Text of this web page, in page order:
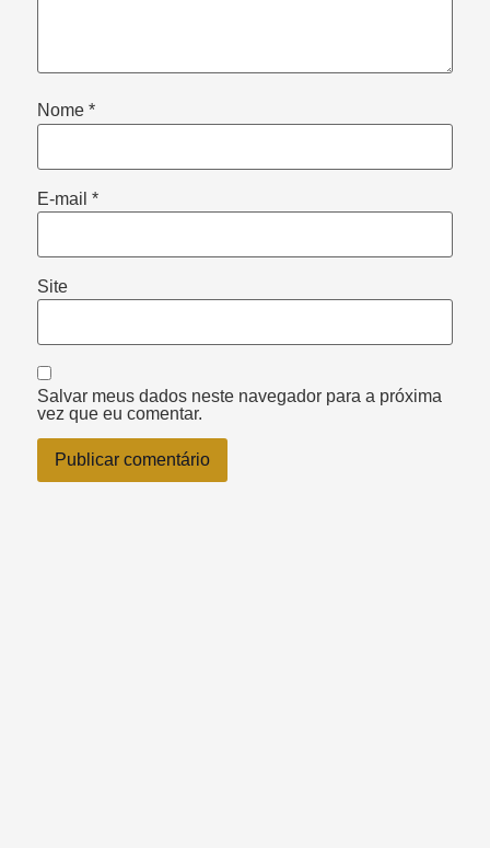
Nome *
E-mail *
Site
Salvar meus dados neste navegador para a próxima
vez que eu comentar.